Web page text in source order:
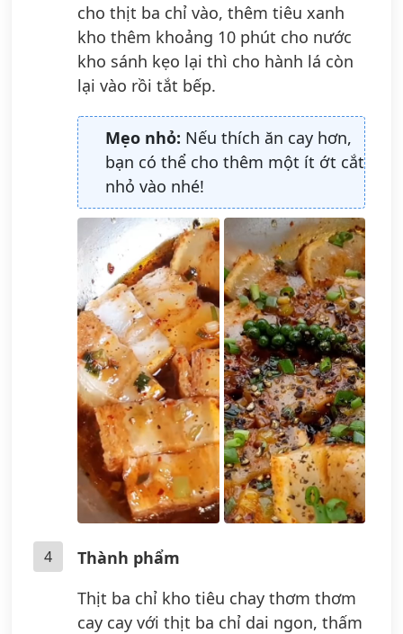
cho thịt ba chỉ vào, thêm tiêu xanh
kho thêm khoảng 10 phút cho nước
kho sánh kẹo lại thì cho hành lá còn
lại vào rồi tắt bếp.
Mẹo nhỏ: Nếu thích ăn cay hơn,
bạn có thể cho thêm một ít ớt cắt
nhỏ vào nhé!
4
Thành phẩm
Thịt ba chỉ kho tiêu chay thơm thơm
cay cay với thịt ba chỉ dai ngon, thấm